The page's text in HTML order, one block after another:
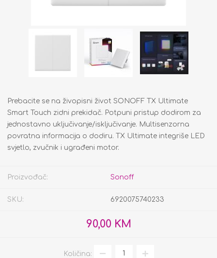
Prebacite se na živopisni život SONOFF TX Ultimate
Smart Touch zidni prekidač. Potpuni pristup dodirom za
jednostavno uključivanje/isključivanje. Multisenzorna
povratna informacija o dodiru. TX Ultimate integriše LED
svjetlo, zvučnik i ugrađeni motor.
Proizvođač: Sonoff
SKU: 6920075740233
90,00 KM
Količina: